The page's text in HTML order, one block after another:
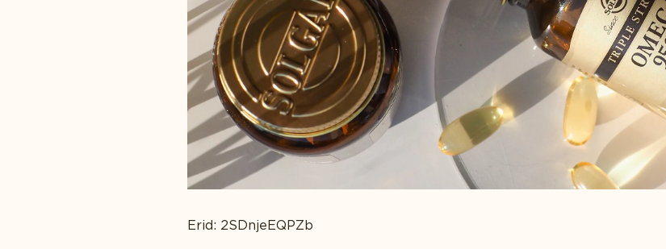
Пробиотики
Спорт и фитнес
Пробиотики
Erid: 2SDnjeEQPZb